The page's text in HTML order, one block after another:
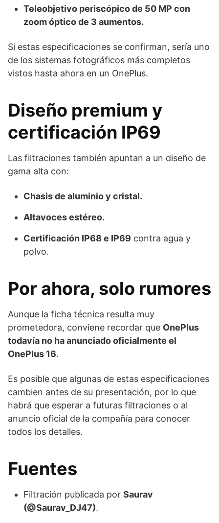
Teleobjetivo periscópico de 50 MP con
zoom óptico de 3 aumentos.
Si estas especificaciones se confirman, sería uno
de los sistemas fotográficos más completos
vistos hasta ahora en un OnePlus.
Diseño premium y
certificación IP69
Las filtraciones también apuntan a un diseño de
gama alta con:
Chasis de aluminio y cristal.
Altavoces estéreo.
Certificación IP68 e IP69 contra agua y
polvo.
Por ahora, solo rumores
Aunque la ficha técnica resulta muy
prometedora, conviene recordar que OnePlus
todavía no ha anunciado oficialmente el
OnePlus 16.
Es posible que algunas de estas especificaciones
cambien antes de su presentación, por lo que
habrá que esperar a futuras filtraciones o al
anuncio oficial de la compañía para conocer
todos los detalles.
Fuentes
Filtración publicada por Saurav
(@Saurav_DJ47).